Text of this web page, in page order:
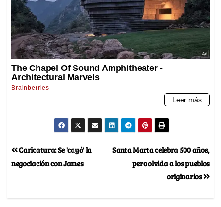
Santa Marta celebra 500 años,
pero olvida a los pueblos
originarios
Caricatura: Se 'cayó' la
negociación con James